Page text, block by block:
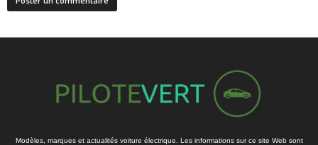
Modèles, marques et actualités voiture électrique. Les informations sur ce site Web sont